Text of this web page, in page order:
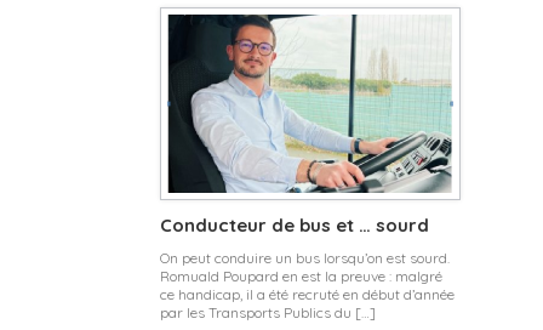
Conducteur de bus et … sourd
On peut conduire un bus lorsqu’on est sourd.
Romuald Poupard en est la preuve : malgré
ce handicap, il a été recruté en début d’année
par les Transports Publics du […]